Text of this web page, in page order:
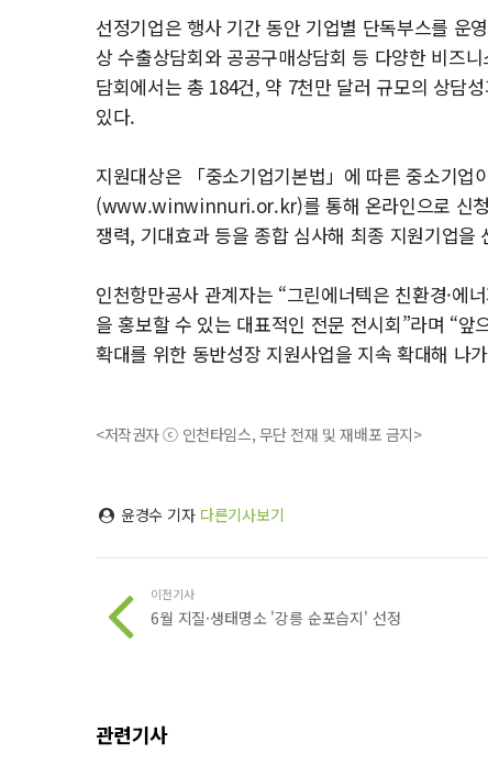
선정기업은 행사 기간 동안 기업별 단독부스를 운
상 수출상담회와 공공구매상담회 등 다양한 비즈
담회에서는 총 184건, 약 7천만 달러 규모의 상담
있다.
지원대상은 「중소기업기본법」에 따른 중소기
(www.winwinnuri.or.kr)를 통해 온라인으로 신청
쟁력, 기대효과 등을 종합 심사해 최종 지원기업을
인천항만공사 관계자는 “그린에너텍은 친환경·에
을 홍보할 수 있는 대표적인 전문 전시회”라며 “
확대를 위한 동반성장 지원사업을 지속 확대해 나
<저작권자 ⓒ 인천타임스, 무단 전재 및 재배포 금지>
윤경수 기자 다른기사보기
이전기사
6월 지질·생태명소 '강릉 순포습지' 선정
관련기사